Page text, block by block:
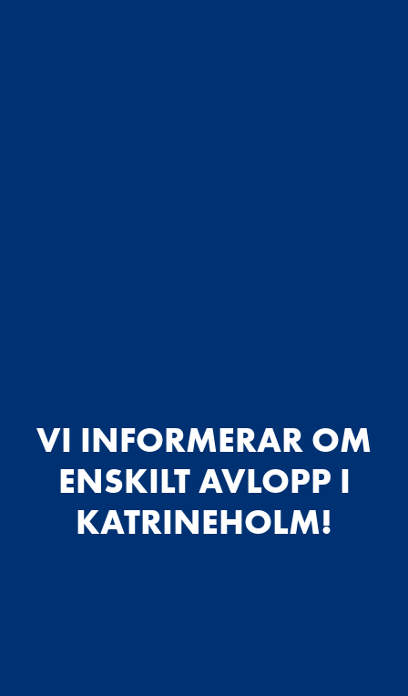
VI INFORMERAR OM
ENSKILT AVLOPP I
KATRINEHOLM!